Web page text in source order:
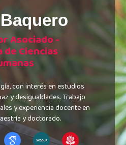
Asociado -
de Ciencias
con interés en estudios
y desigualdades. Trabajo
y experiencia docente en
y doctorado.